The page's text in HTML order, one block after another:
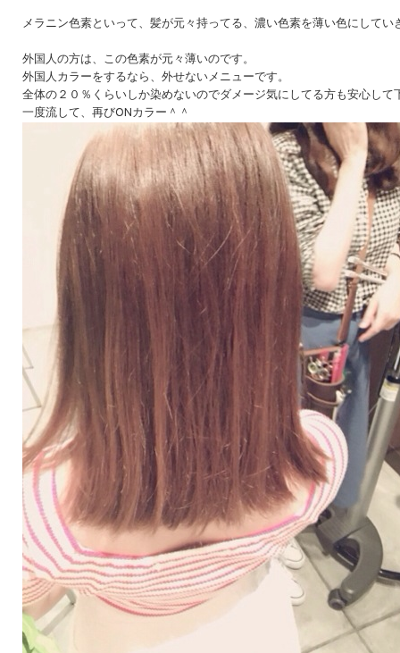
メラニン色素といって、髪が元々持ってる、濃い色素を薄い色にしてい
外国人の方は、この色素が元々薄いのです。
外国人カラーをするなら、外せないメニューです。
全体の２０％くらいしか染めないのでダメージ気にしてる方も安心して
一度流して、再びONカラー＾＾